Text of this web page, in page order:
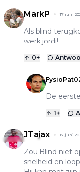
MarkP 17 juni
Als blind
werk jordi!
0+
De
1+
JTajax 17 juni
Zou Blind niet
snelheid en